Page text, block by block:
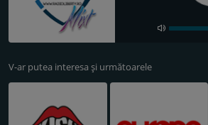
V-ar putea interesa și următoarele